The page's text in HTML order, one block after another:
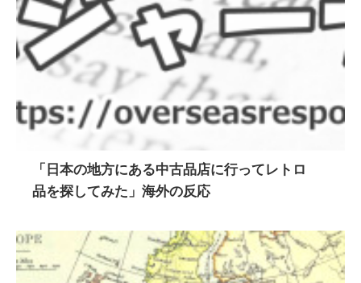
「日本の地方にある中古品店に行ってレトロ
品を探してみた」海外の反応